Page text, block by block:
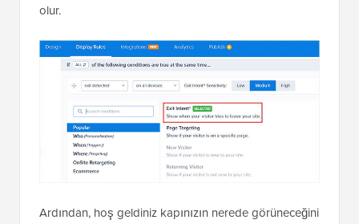
olur.
Ardından, hoş geldiniz kapınızın nerede görüneceğini